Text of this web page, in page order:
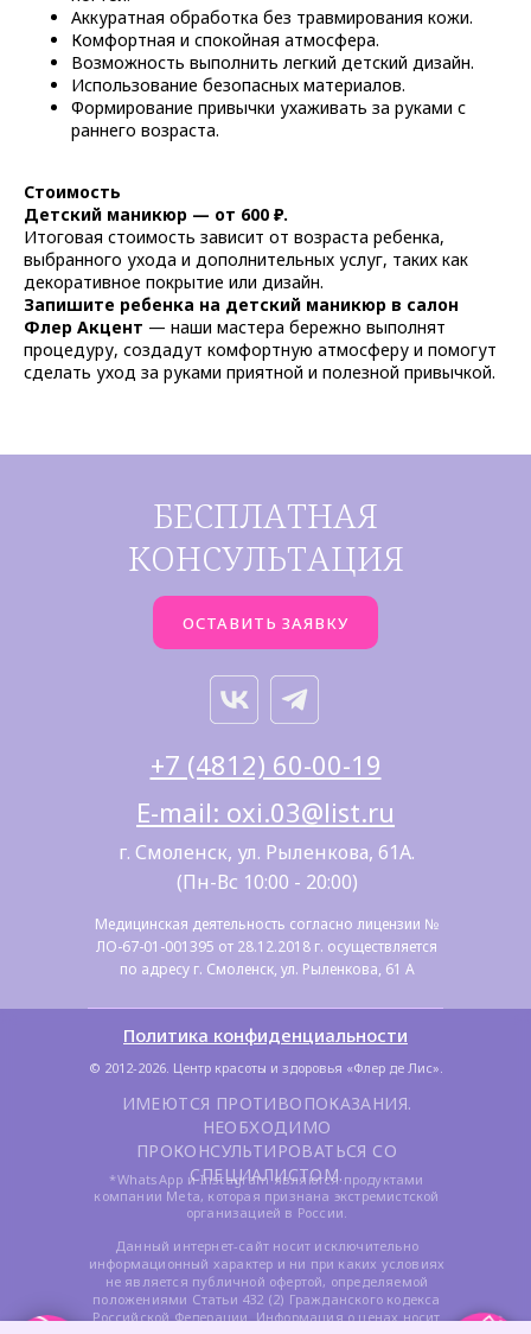
Аккуратная обработка без травмирования кожи.
Комфортная и спокойная атмосфера.
Возможность выполнить легкий детский дизайн.
Использование безопасных материалов.
Формирование привычки ухаживать за руками с
раннего возраста.
Стоимость
Детский маникюр — от 600 ₽.
Итоговая стоимость зависит от возраста ребенка,
выбранного ухода и дополнительных услуг, таких как
декоративное покрытие или дизайн.
Запишите ребенка на детский маникюр в салон
Флер Акцент — наши мастера бережно выполнят
процедуру, создадут комфортную атмосферу и помогут
сделать уход за руками приятной и полезной привычкой.
ИМЕЮТСЯ ПРОТИВОПОКАЗАНИЯ.
НЕОБХОДИМО
ПРОКОНСУЛЬТИРОВАТЬСЯ СО
СПЕЦИАЛИСТОМ.
Медицинская деятельность согласно лицензии №
ЛО-67-01-001395 от 28.12.2018 г. осуществляется
по адресу г. Смоленск, ул. Рыленкова, 61 А
*WhatsApp и Instagram являются продуктами
компании Meta, которая признана экстремистской
организацией в России.
Данный интернет-сайт носит исключительно
информационный характер и ни при каких условиях
не является публичной офертой, определяемой
положениями Статьи 432 (2) Гражданского кодекса
Российской Федерации. Информация о ценах носит
Политика конфиденциальности
© 2012-2026. Центр красоты и здоровья «Флер де Лис».
г. Смоленск, ул. Рыленкова, 61А.
(Пн-Вс 10:00 - 20:00)
E-mail: oxi.03@list.ru
+7 (4812) 60-00-19
ОСТАВИТЬ ЗАЯВКУ
БЕСПЛАТНАЯ
КОНСУЛЬТАЦИЯ